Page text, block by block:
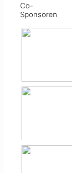
Co-
Sponsoren